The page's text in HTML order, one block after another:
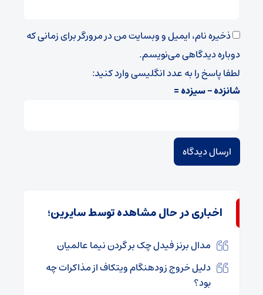
ذخیره نام، ایمیل و وبسایت من در مرورگر برای زمانی که
دوباره دیدگاهی می‌نویسم.
لطفا پاسخ را به عدد انگلیسی وارد کنید:
شانزده − سیزده =
اخباری در حال مشاهده توسط سایرین؛
مدال برنز فیدل چک بر گردن نیما عالمیان
دلیل خروج زودهنگام ویتکاف از مذاکرات چه
بود؟